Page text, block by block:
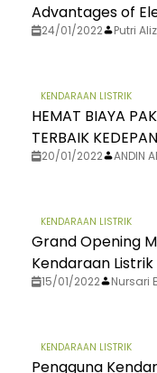
Advantages of
24/01/2022 Putri
KENDARAAN LISTRIK
HEMAT BIAYA
TERBAIK
20/01/2022 ANDIN
KENDARAAN LISTRIK
Grand Opening
Kendaraan Listrik
15/01/2022 Nursari
KENDARAAN LISTRIK
Pengguna